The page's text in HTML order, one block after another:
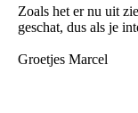
Zoals het er nu uit
geschat, dus als je
Groetjes Marcel